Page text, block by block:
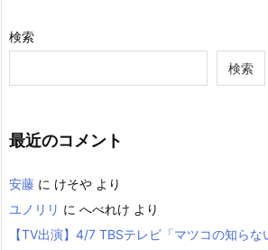
検索
検索
最近のコメント
安藤 に けそや より
ユノリリ に へべれけ より
【TV出演】4/7 TBSテレビ「マツコの知らな